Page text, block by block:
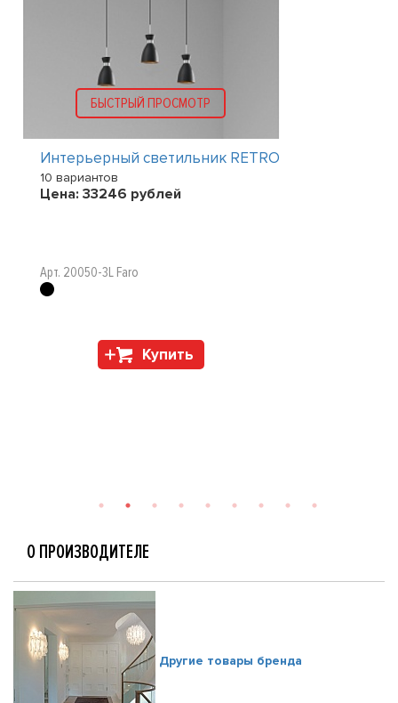
БЫСТРЫЙ ПРОСМОТР
Интерьерный светильник RETRO
10 вариантов
Цена: 33246 рублей
Арт. 20050-3L Faro
Купить
О ПРОИЗВОДИТЕЛЕ
Другие товары бренда